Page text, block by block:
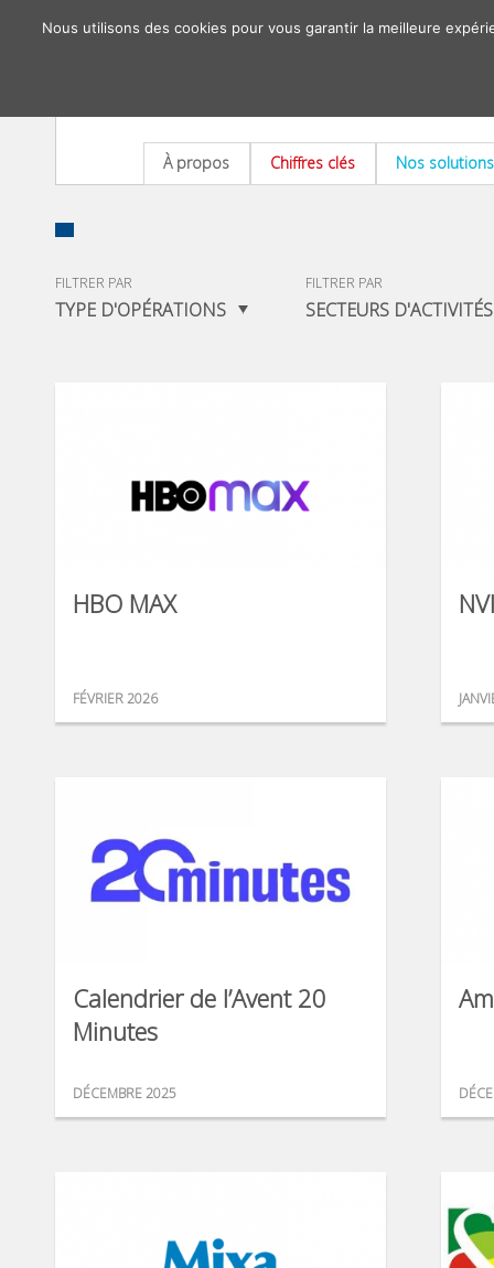
À propos Chiffres clés Nos solutions
FILTRER PAR
TYPE D'OPÉRATIONS
FILTRER PAR
SECTEURS D'ACTIVITÉS
HBO MAX
FÉVRIER 2026
Calendrier de l’Avent 20
Minutes
DÉCEMBRE 2025
Nous utilisons des cookies pour vous garantir la meilleure